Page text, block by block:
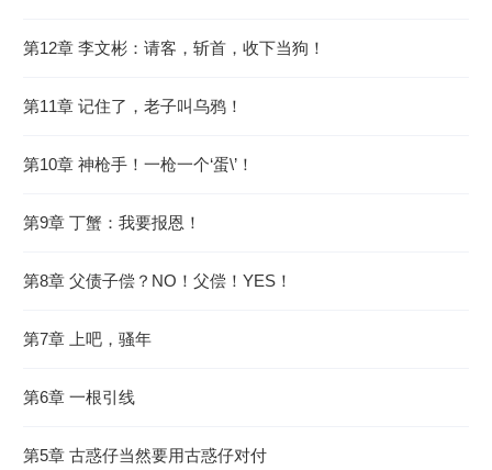
第12章 李文彬：请客，斩首，收下当狗！
第11章 记住了，老子叫乌鸦！
第10章 神枪手！一枪一个‘蛋\’！
第9章 丁蟹：我要报恩！
第8章 父债子偿？NO！父偿！YES！
第7章 上吧，骚年
第6章 一根引线
第5章 古惑仔当然要用古惑仔对付